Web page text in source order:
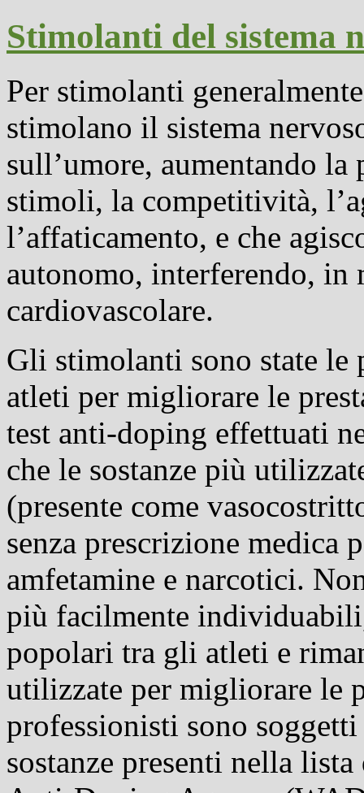
Stimolanti del sistema
Per stimolanti
stimolano il sistema
sull’umore, aumentando
stimoli, la competitività,
l’affaticamento, e che
autonomo, interferendo, in
cardiovascolare.
Gli stimolanti sono state le
atleti per migliorare le
test anti-doping effettuati
che le sostanze più
(presente come
senza prescrizione
amfetamine e narcotici.
più facilmente
popolari tra gli atleti e
utilizzate per migliorare le
professionisti sono
sostanze presenti nella